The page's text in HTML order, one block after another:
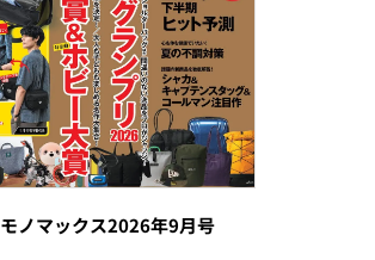
モノマックス2026年9月号